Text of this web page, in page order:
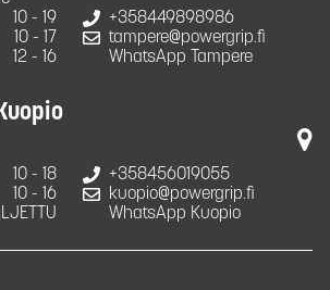
10 - 19
10 - 17
12 - 16
+358449898986
tampere@powergrip.fi
WhatsApp Tampere
10 - 18
10 - 16
+358456019055
kuopio@powergrip.fi
WhatsApp Kuopio